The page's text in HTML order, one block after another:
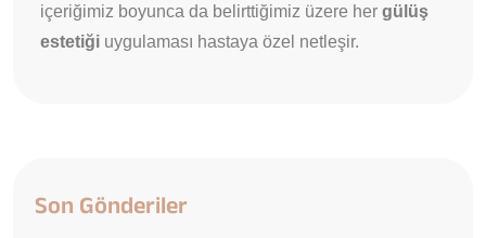
içeriğimiz boyunca da belirttiğimiz üzere her gülüş
estetiği uygulaması hastaya özel netleşir.
Son Gönderiler